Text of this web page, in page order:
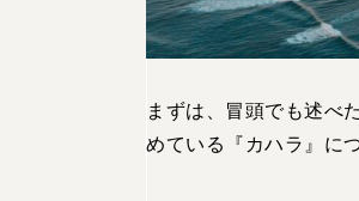
まずは、冒頭でも述べ
めている『カハラ』に